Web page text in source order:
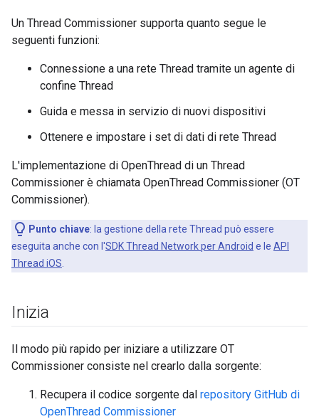
Un Thread Commissioner supporta quanto segue le
seguenti funzioni:
Connessione a una rete Thread tramite un agente di
confine Thread
Guida e messa in servizio di nuovi dispositivi
Ottenere e impostare i set di dati di rete Thread
L'implementazione di OpenThread di un Thread
Commissioner è chiamata OpenThread Commissioner (OT
Commissioner).
Punto chiave: la gestione della rete Thread può essere
eseguita anche con l'SDK Thread Network per Android e le API
Thread iOS
Inizia
Il modo più rapido per iniziare a utilizzare OT
Commissioner consiste nel crearlo dalla sorgente:
Recupera il codice sorgente dal repository GitHub di
OpenThread Commissioner